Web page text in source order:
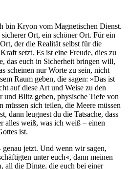
bin Kryon vom Magnetischen Dienst.
Ort, ein schöner Ort. Für ein
der die Realität selbst für die
setzt. Es ist eine Freude, dies zu
das euch in Sicherheit bringen will,
scheinen nur Worte zu sein, nicht
Raum geben, die sagen: »Das ist
auf diese Art und Weise zu den
und Blitz geben, physische Tiefe von
sich teilen, die Meere müssen
dann leugnest du die Tatsache, dass
alles weiß, was ich weiß – einen
ist.
jetzt. Und wenn wir sagen,
unter euch«, dann meinen
all die Dinge, die euch bei einer